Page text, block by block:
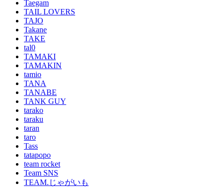
Taegam
TAIL LOVERS
TAJO
Takane
TAKE
tal0
TAMAKI
TAMAKIN
tamio
TANA
TANABE
TANK GUY
tarako
taraku
taran
taro
Tass
tatapopo
team rocket
Team SNS
TEAM.じゃがいも